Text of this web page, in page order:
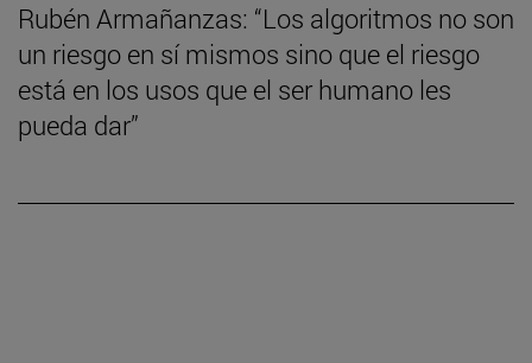
Rubén Armañanzas: “Los algoritmos no son
un riesgo en sí mismos sino que el riesgo
está en los usos que el ser humano les
pueda dar”